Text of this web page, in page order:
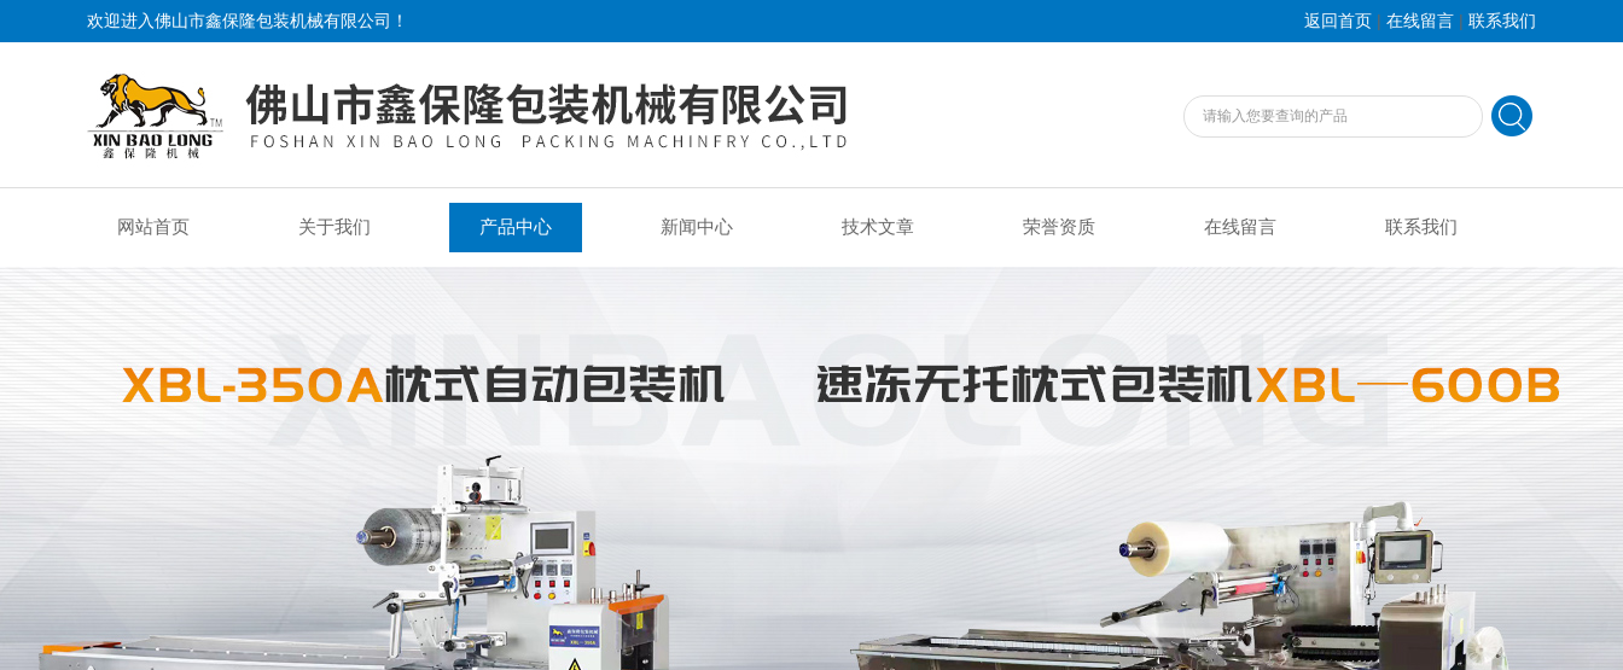
欢迎进入佛山市鑫保隆包装机械有限公司！ 返回首页 | 在线留言 | 联系我们
网站首页 关于我们 产品中心 新闻中心 技术文章 荣誉资质 在线留言 联系我们